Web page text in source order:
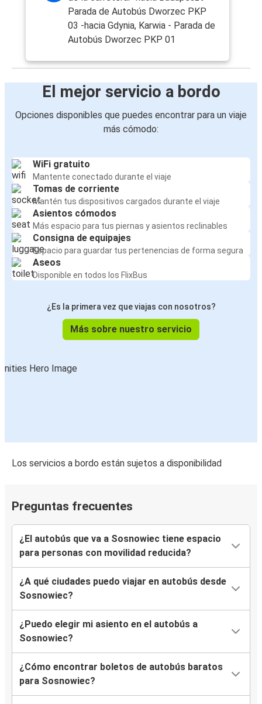
Parada de Autobús Dworzec PKP
03 -hacia Gdynia, Karwia - Parada de
Autobús Dworzec PKP 01
El mejor servicio a bordo
Opciones disponibles que puedes encontrar para un viaje
más cómodo:
WiFi gratuito
Mantente conectado durante el viaje
Tomas de corriente
Mantén tus dispositivos cargados durante el viaje
Asientos cómodos
Más espacio para tus piernas y asientos reclinables
Consigna de equipajes
Espacio para guardar tus pertenencias de forma segura
Aseos
Disponible en todos los FlixBus
¿Es la primera vez que viajas con nosotros?
Más sobre nuestro servicio
Los servicios a bordo están sujetos a disponibilidad
Preguntas frecuentes
¿El autobús que va a Sosnowiec tiene espacio
para personas con movilidad reducida?
¿A qué ciudades puedo viajar en autobús desde
Sosnowiec?
¿Puedo elegir mi asiento en el autobús a
Sosnowiec?
¿Cómo encontrar boletos de autobús baratos
para Sosnowiec?